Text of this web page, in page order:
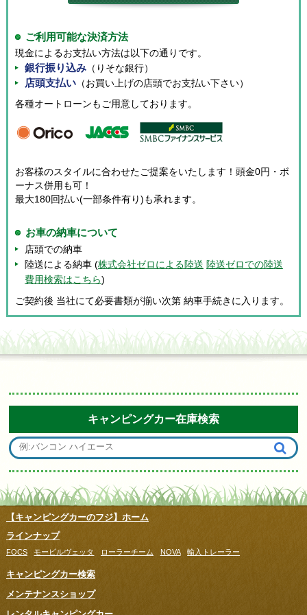
ご利用可能な決済方法
現金によるお支払い方法は以下の通りです。
銀行振り込み （りそな銀行）
店頭支払い （お買い上げの店頭でお支払い下さい）
各種オートローンもご用意しております。
お客様のスタイルに合わせたご提案をいたします！頭金0円・ボ
ーナス併用も可！
最大180回払い(一部条件有り)も承れます。
お車の納車について
店頭での納車
陸送による納車 (株式会社ゼロによる陸送 陸送ゼロでの陸送
費用検索はこちら)
ご契約後 当社にて必要書類が揃い次第 納車手続きに入ります。
キャンピングカー在庫検索
【キャンピングカーのフジ】ホーム
ラインナップ
FOCS モービルヴェッタ ローラーチーム NOVA 輸入トレーラー
キャンピングカー検索
メンテナンスショップ